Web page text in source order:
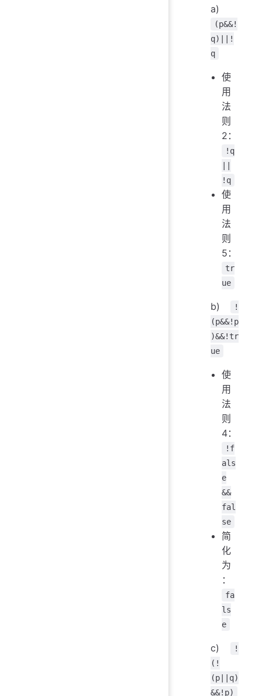
a)
(p&&!
q)||!
q
使
用
法
则
2：
!q
!q
使
用
法
则
5：
tr
ue
b)
!
(p&&!p
)&&!tr
ue
使
用
法
则
4：
!f
als
e
&&
fal
se
简
化
为
：
fa
ls
e
c)
!
(!
(p||q)
&&!p)